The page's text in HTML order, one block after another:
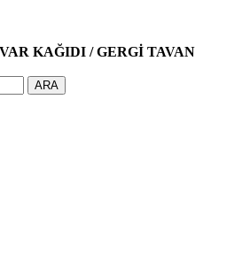
KAĞIDI / GERGİ TAVAN
ARA